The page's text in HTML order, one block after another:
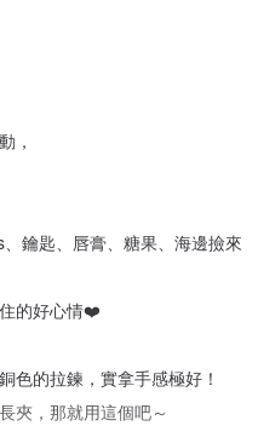
，
鑰匙、唇膏、糖果、海邊撿來
的好心情❤️
色的拉鍊，實拿手感極好！
夾，那就用這個吧～